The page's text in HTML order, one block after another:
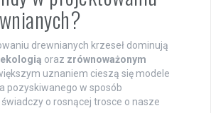
drewnianych krzeseł dominują
ekologią oraz zrównoważonym
uznaniem cieszą się modele
pozyskiwanego w sposób
o rosnącej trosce o nasze